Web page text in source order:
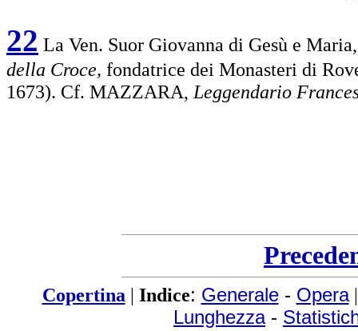
22 La Ven. Suor Giovanna di Gesù e
della Croce, fondatrice dei Monasteri di
1673). Cf. MAZZARA, Leggendario
Copertina | Indice: Generale- Opera
Lunghezza-